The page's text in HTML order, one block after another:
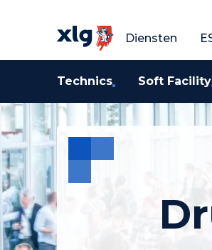
Diensten
Technics Soft Facility